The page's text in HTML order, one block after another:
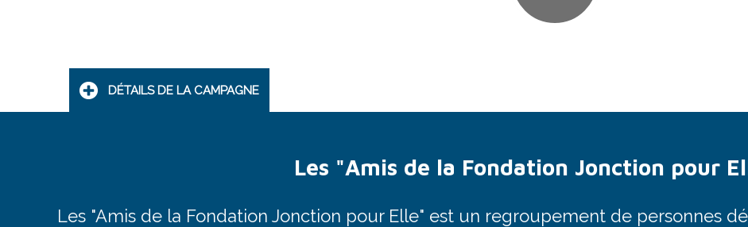
DÉTAILS DE LA CAMPAGNE
Les "Amis de la Fondation Jonction pour
Les "Amis de la Fondation Jonction pour Elle" est un regroupement de personnes